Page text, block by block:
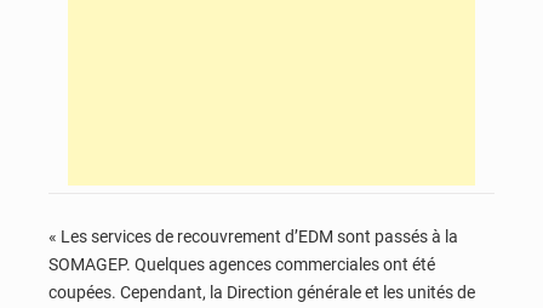
« Les services de recouvrement d’EDM sont passés à la
SOMAGEP. Quelques agences commerciales ont été
coupées. Cependant, la Direction générale et les unités de